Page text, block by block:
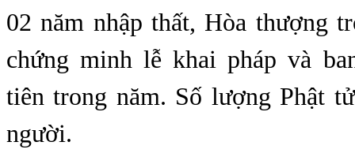
02 năm nhập thất, Hòa thượng
chứng minh lễ khai pháp và
tiên trong năm. Số lượng Phật
người.